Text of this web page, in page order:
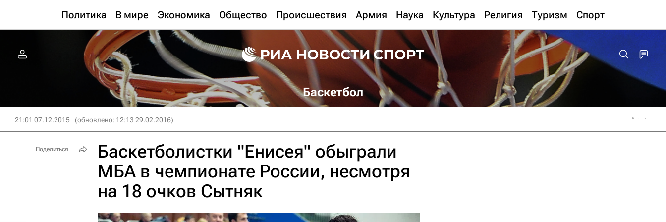
Политика В мире Экономика Общество Происшествия Армия Наука Культура Религия Туризм Спорт
Баскетбол
21:01 07.12.2015 (обновлено: 12:13 29.02.2016)
Баскетболистки "Енисея" обыграли
МБА в чемпионате России, несмотря
на 18 очков Сытняк
Поделиться